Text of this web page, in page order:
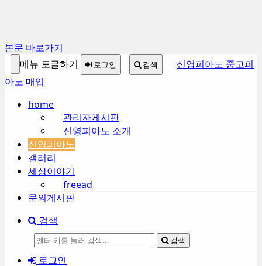
본문 바로가기
메뉴 토글하기
로그인 검색
신영피아노 중고피
아노 매입
home
관리자게시판
신영피아노 소개
신영피아노
갤러리
세상이야기
freead
문의게시판
검색
검색
로그인